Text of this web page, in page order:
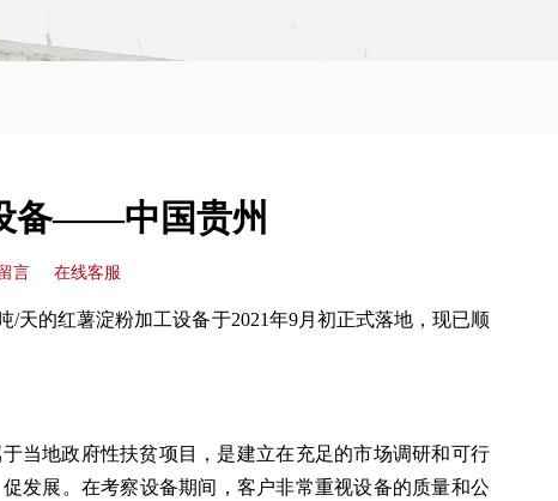
备——中国贵州
言 在线客服
天的红薯淀粉加工设备于2021年9月初正式落地，现已顺
当地政府性扶贫项目，是建立在充足的市场调研和可行
发展。在考察设备期间，客户非常重视设备的质量和公